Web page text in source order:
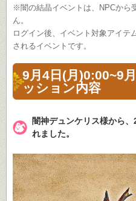
※闇の結晶イベントは、NPCから
ん。
ログイン後、イベント対象アイテ
されるイベントです。
9月4日(月)0:00~9
ッション内容
闇神デュンケリス様から
れました。